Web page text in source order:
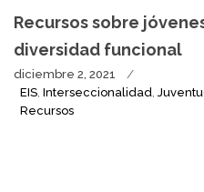
Recursos sobre
diversidad funcional
diciembre 2, 2021
EIS, Interseccionalidad,
Recursos